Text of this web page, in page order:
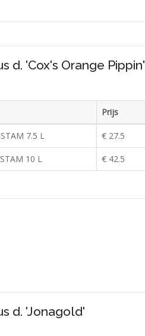
d. 'Cox's Orange Pippin'
Prijs
7.5 L € 27.5
10 L € 42.5
d. 'Jonagold'